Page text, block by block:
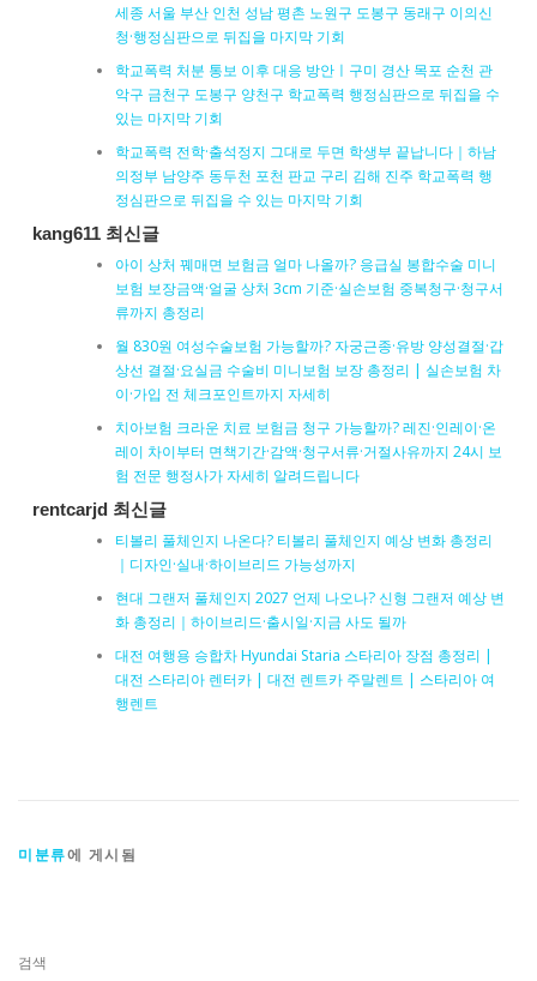
세종 서울 부산 인천 성남 평촌 노원구 도봉구 동래구 이의신
청·행정심판으로 뒤집을 마지막 기회
학교폭력 처분 통보 이후 대응 방안ㅣ구미 경산 목포 순천 관
악구 금천구 도봉구 양천구 학교폭력 행정심판으로 뒤집을 수
있는 마지막 기회
학교폭력 전학·출석정지 그대로 두면 학생부 끝납니다｜하남
의정부 남양주 동두천 포천 판교 구리 김해 진주 학교폭력 행
정심판으로 뒤집을 수 있는 마지막 기회
kang611 최신글
아이 상처 꿰매면 보험금 얼마 나올까? 응급실 봉합수술 미니
보험 보장금액·얼굴 상처 3cm 기준·실손보험 중복청구·청구서
류까지 총정리
월 830원 여성수술보험 가능할까? 자궁근종·유방 양성결절·갑
상선 결절·요실금 수술비 미니보험 보장 총정리 | 실손보험 차
이·가입 전 체크포인트까지 자세히
치아보험 크라운 치료 보험금 청구 가능할까? 레진·인레이·온
레이 차이부터 면책기간·감액·청구서류·거절사유까지 24시 보
험 전문 행정사가 자세히 알려드립니다
rentcarjd 최신글
티볼리 풀체인지 나온다? 티볼리 풀체인지 예상 변화 총정리
｜디자인·실내·하이브리드 가능성까지
현대 그랜저 풀체인지 2027 언제 나오나? 신형 그랜저 예상 변
화 총정리｜하이브리드·출시일·지금 사도 될까
대전 여행용 승합차 Hyundai Staria 스타리아 장점 총정리 |
대전 스타리아 렌터카 | 대전 렌트카 주말렌트 | 스타리아 여
행렌트
미분류에 게시됨
검색